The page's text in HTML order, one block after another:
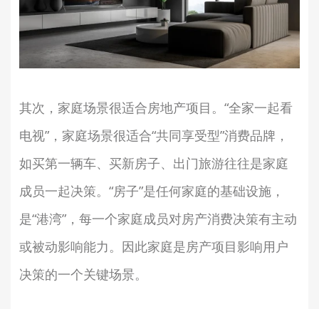
其次，家庭场景很适合房地产项目。“全家一起看
电视”，家庭场景很适合“共同享受型”消费品牌，
如买第一辆车、买新房子、出门旅游往往是家庭
成员一起决策。“房子”是任何家庭的基础设施，
是“港湾”，每一个家庭成员对房产消费决策有主动
或被动影响能力。因此家庭是房产项目影响用户
决策的一个关键场景。